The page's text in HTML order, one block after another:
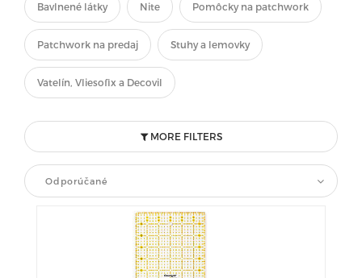
Bavlnené látky Nite Pomôcky na patchwork
Patchwork na predaj Stuhy a lemovky
Vatelín, Vliesofix a Decovil
MORE FILTERS
Odporúčané